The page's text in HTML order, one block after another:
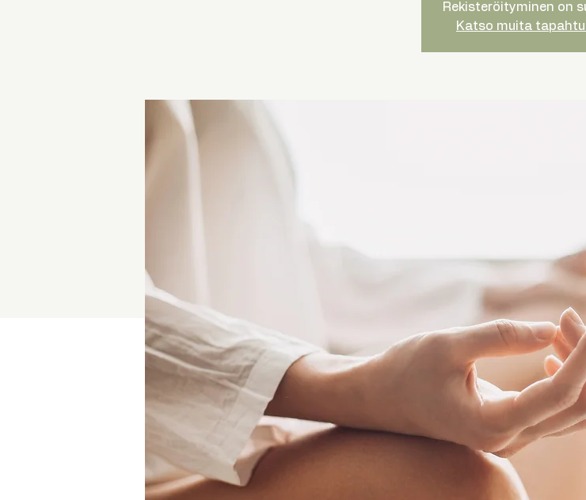
Rekisteröityminen on
Katso muita